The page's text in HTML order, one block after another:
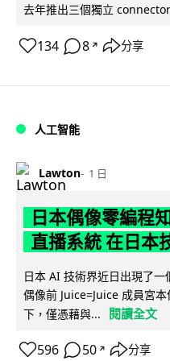
去年推出三個獨立
134 8 ↗ 分享
人工智能
Lawton 1 日
日本偶像零編程
直播系統 在日本
日本 AI 技術界近日出現了
偶像前 Juice=Juice 成員宮
下，僅憑藉與...
閱讀全文
596 50 ↗ 分享